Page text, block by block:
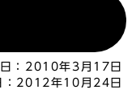
： 2010年3月17日
2012年10月24日